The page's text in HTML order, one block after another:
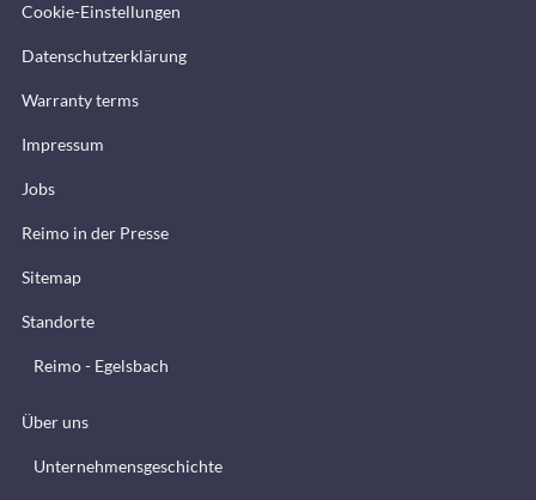
Cookie-Einstellungen
Datenschutzerklärung
Warranty terms
Impressum
Jobs
Reimo in der Presse
Sitemap
Standorte
Reimo - Egelsbach
Über uns
Unternehmensgeschichte